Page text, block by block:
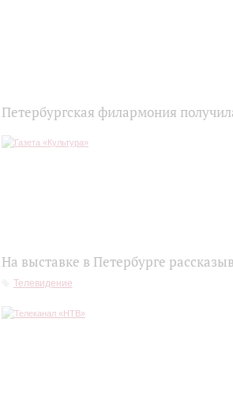
Петербургская филармония
На выставке в Петербурге
Телевидение